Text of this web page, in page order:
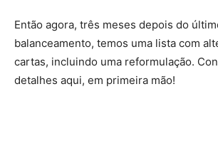
Então agora, três meses depois do
balanceamento, temos uma lista com
cartas, incluindo uma reformulação.
detalhes aqui, em primeira mão!